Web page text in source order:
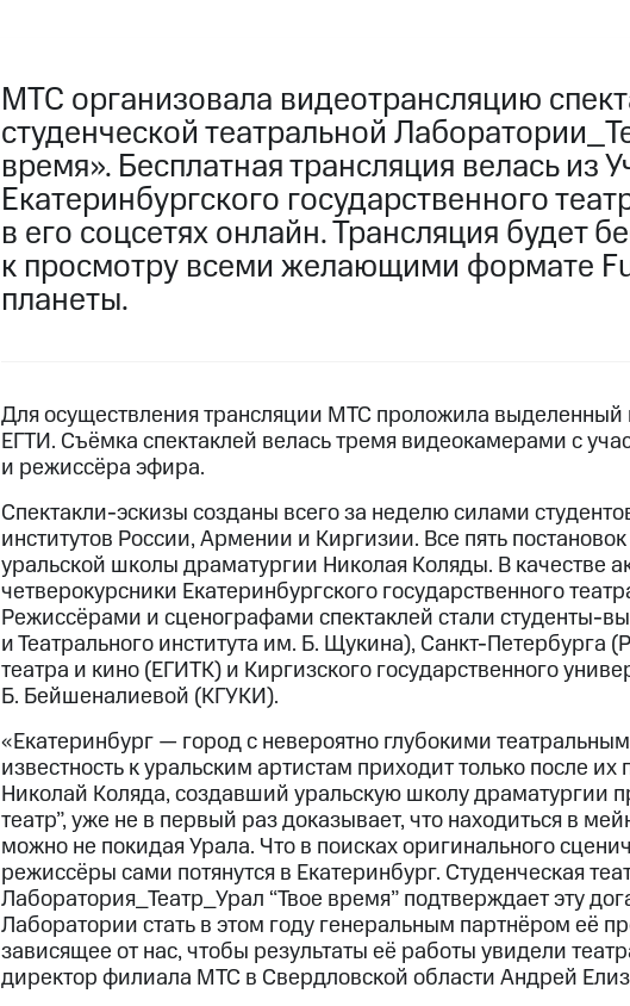
МТС организовала видеотрансляцию
студенческой театральной
время». Бесплатная трансляция велась из
Екатеринбургского государственного
в его соцсетях онлайн. Трансляция будет
к просмотру всеми желающими формате
планеты.
Для осуществления трансляции МТС проложила выделенный
ЕГТИ. Съёмка спектаклей велась тремя видеокамерами с
и режиссёра эфира.
Спектакли-эскизы созданы всего за неделю силами
институтов России, Армении и Киргизии. Все пять
уральской школы драматургии Николая Коляды. В качестве
четверокурсники Екатеринбургского государственного
Режиссёрами и сценографами спектаклей стали студенты-
и Театрального института им. Б. Щукина), Санкт-Петербурга
театра и кино (ЕГИТК) и Киргизского государственного
Б. Бейшеналиевой (КГУКИ).
«Екатеринбург — город с невероятно глубокими
известность к уральским артистам приходит только после
Николай Коляда, создавший уральскую школу драматургии
театр”, уже не в первый раз доказывает, что находиться в
можно не покидая Урала. Что в поисках оригинального
режиссёры сами потянутся в Екатеринбург. Студенческая
Лаборатория_Театр_Урал “Твое время” подтверждает эту
Лаборатории стать в этом году генеральным партнёром её
зависящее от нас, чтобы результаты её работы увидели
директор филиала МТС в Свердловской области Андрей